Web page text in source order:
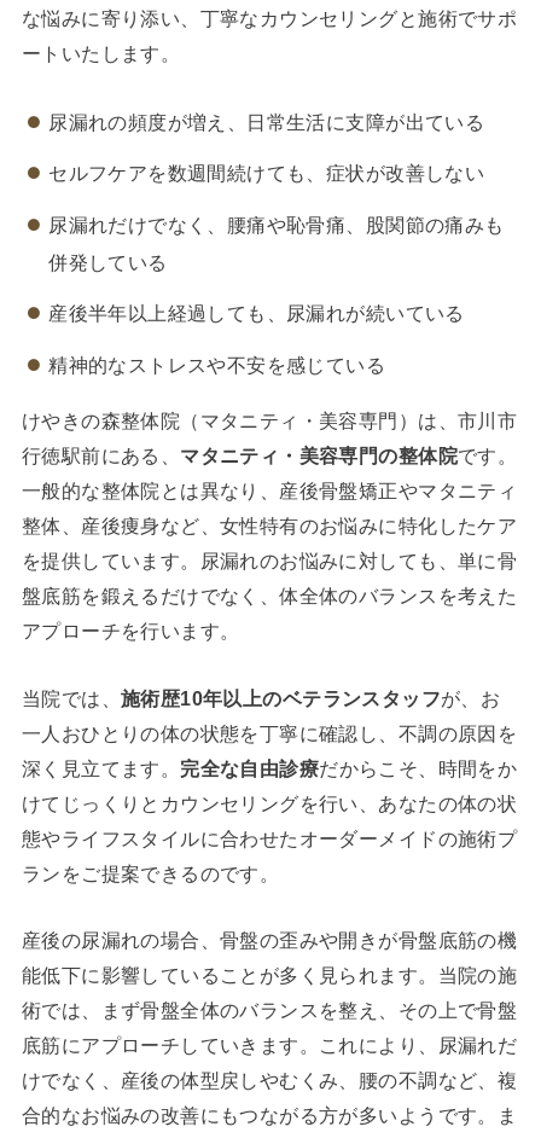
な悩みに寄り添い、丁寧なカウンセリングと施術でサポ
ートいたします。
尿漏れの頻度が増え、日常生活に支障が出ている
セルフケアを数週間続けても、症状が改善しない
尿漏れだけでなく、腰痛や恥骨痛、股関節の痛みも
併発している
産後半年以上経過しても、尿漏れが続いている
精神的なストレスや不安を感じている
けやきの森整体院（マタニティ・美容専門）は、市川市
行徳駅前にある、 マタニティ・美容専門の整体院です。
一般的な整体院とは異なり、産後骨盤矯正やマタニティ
整体、産後痩身など、女性特有のお悩みに特化したケア
を提供しています。尿漏れのお悩みに対しても、単に骨
盤底筋を鍛えるだけでなく、体全体のバランスを考えた
アプローチを行います。
当院では、 施術歴10年以上のベテランスタッフが、お
一人おひとりの体の状態を丁寧に確認し、不調の原因を
深く見立てます。 完全な自由診療だからこそ、時間をか
けてじっくりとカウンセリングを行い、あなたの体の状
態やライフスタイルに合わせたオーダーメイドの施術プ
ランをご提案できるのです。
産後の尿漏れの場合、骨盤の歪みや開きが骨盤底筋の機
能低下に影響していることが多く見られます。当院の施
術では、まず骨盤全体のバランスを整え、その上で骨盤
底筋にアプローチしていきます。これにより、尿漏れだ
けでなく、産後の体型戻しやむくみ、腰の不調など、複
合的なお悩みの改善にもつながる方が多いようです。ま